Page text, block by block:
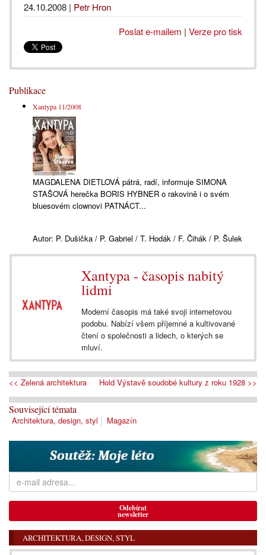
24.10.2008 | Petr Hron
Poslat e-mailem | Verze pro tisk
Publikace
Xantypa 11/2008
MAGDALENA DIETLOVÁ pátrá, radí, informuje SIMONA
STAŠOVÁ herečka BORIS HYBNER o rakovině i o svém
bluesovém clownovi PATNÁCT...
Autor: P. Dušička / P. Gabriel / T. Hodák / F. Čihák / P. Šulek
Xantypa - časopis nabitý
lidmi
Moderní časopis má také svoji internetovou
podobu. Nabízí všem příjemné a kultivované
čtení o společnosti a lidech, o kterých se
mluví.
<< Zelená architektura Hold Výstavě soudobé kultury z roku 1928 >>
Související témata
Architektura, design, styl Magazín
Odebírat
newsletter
ARCHITEKTURA, DESIGN, STYL